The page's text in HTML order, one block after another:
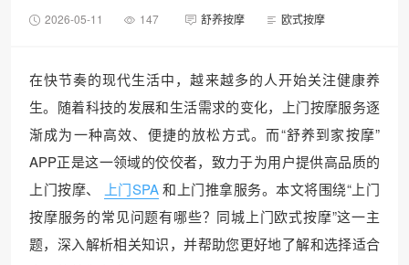
2026-05-11 147 舒养按摩 欧式按摩
在快节奏的现代生活中，越来越多的人开始关注健康养
生。随着科技的发展和生活需求的变化，上门按摩服务逐
渐成为一种高效、便捷的放松方式。而“舒养到家按摩”
APP正是这一领域的佼佼者，致力于为用户提供高品质的
上门按摩、
上门SPA 和上门推拿服务。本文将围绕“上门
按摩服务的常见问题有哪些？同城上门欧式按摩”这一主
题，深入解析相关知识，并帮助您更好地了解和选择适合